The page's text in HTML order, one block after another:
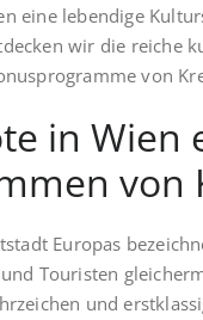
eine lebendige
wir die reiche
von
in Wien
von
Europas
Touristen
und